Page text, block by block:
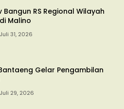
Bangun RS Regional Wilayah
Malino
Juli 31, 2026
Gelar Pengambilan
Juli 29, 2026